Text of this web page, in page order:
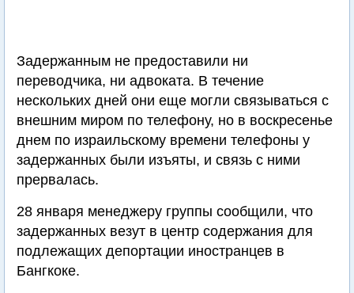
Задержанным не предоставили ни
переводчика, ни адвоката. В течение
нескольких дней они еще могли связываться с
внешним миром по телефону, но в воскресенье
днем по израильскому времени телефоны у
задержанных были изъяты, и связь с ними
прервалась.
28 января менеджеру группы сообщили, что
задержанных везут в центр содержания для
подлежащих депортации иностранцев в
Бангкоке.